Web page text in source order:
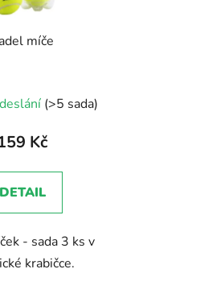
míče
(>5 sada)
Kč
DETAIL
- sada 3 ks v
krabičce.